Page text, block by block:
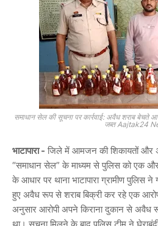
समाधान सेल की सूचना पर कार्रवाई: अवैध शराब बेचते
जब्त Aajtak24
भाटापारा - जिले में आमजन की शिकायतों और
“समाधान सेल” के माध्यम से पुलिस को एक
के आधार पर थाना भाटापारा ग्रामीण पुलिस ने
हुए अवैध रूप से शराब बिक्री कर रहे एक
अनुसार आरोपी अपने किराना दुकान से अवैध